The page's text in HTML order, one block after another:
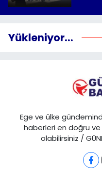
Yükleniyor...
Ege ve ülke
haberleri en doğru
olabilirsiniz /